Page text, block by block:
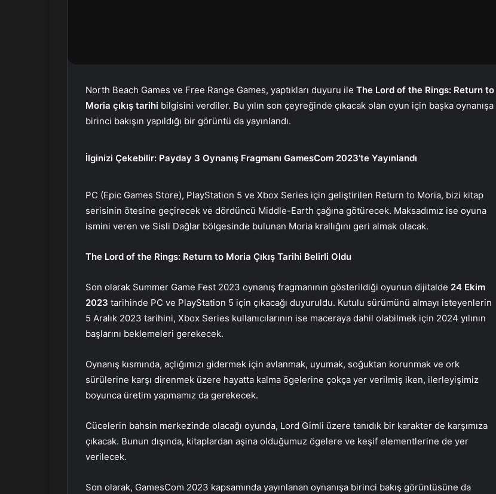
North Beach Games ve Free Range Games, yaptıkları duyuru ile The Lord of the Rings: Return to
Moria çıkış tarihi bilgisini verdiler. Bu yılın son çeyreğinde çıkacak olan oyun için başka oynanışa
birinci bakışın yapıldığı bir görüntü da yayınlandı.
İlginizi Çekebilir: Payday 3 Oynanış Fragmanı GamesCom 2023’te Yayınlandı
PC (Epic Games Store), PlayStation 5 ve Xbox Series için geliştirilen Return to Moria, bizi kitap
serisinin ötesine geçirecek ve dördüncü Middle-Earth çağına götürecek. Maksadımız ise oyuna
ismini veren ve Sisli Dağlar bölgesinde bulunan Moria krallığını geri almak olacak.
The Lord of the Rings: Return to Moria Çıkış Tarihi Belirli Oldu
Son olarak Summer Game Fest 2023 oynanış fragmanının gösterildiği oyunun dijitalde 24 Ekim
2023 tarihinde PC ve PlayStation 5 için çıkacağı duyuruldu. Kutulu sürümünü almayı isteyenlerin
5 Aralık 2023 tarihini, Xbox Series kullanıcılarının ise maceraya dahil olabilmek için 2024 yılının
başlarını beklemeleri gerekecek.
Oynanış kısmında, açlığımızı gidermek için avlanmak, uyumak, soğuktan korunmak ve ork
sürülerine karşı direnmek üzere hayatta kalma ögelerine çokça yer verilmiş iken, ilerleyişimiz
boyunca üretim yapmamız da gerekecek.
Cücelerin bahsin merkezinde olacağı oyunda, Lord Gimli üzere tanıdık bir karakter de karşımıza
çıkacak. Bunun dışında, kitaplardan aşina olduğumuz ögelere ve keşif elementlerine de yer
verilecek.
Son olarak, GamesCom 2023 kapsamında yayınlanan oynanışa birinci bakış görüntüsüne da